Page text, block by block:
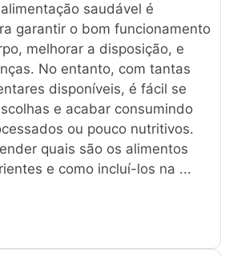
saudável é
garantir o bom funcionamento
melhorar a disposição, e
No entanto, com tantas
disponíveis, é fácil se
e acabar consumindo
ou pouco nutritivos.
quais são os alimentos
e como incluí-los na ...